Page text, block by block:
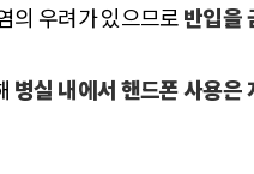
의 우려가 있으므로반입을
병실 내에서 핸드폰 사용은